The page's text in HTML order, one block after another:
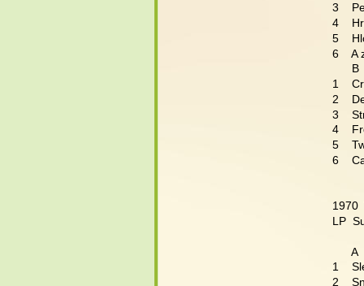
3
4
5
6    A
      B
1
2
3
4
5
6
1970
LP
      A
1
2